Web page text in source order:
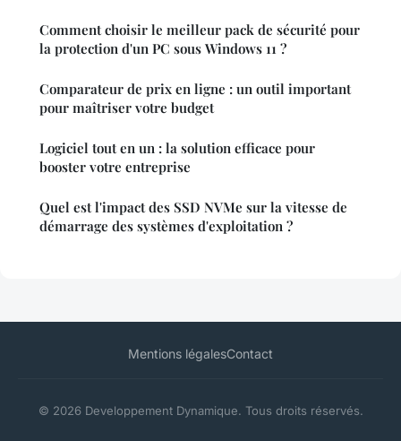
Comment choisir le meilleur pack de sécurité pour
la protection d'un PC sous Windows 11 ?
Comparateur de prix en ligne : un outil important
pour maîtriser votre budget
Logiciel tout en un : la solution efficace pour
booster votre entreprise
Quel est l'impact des SSD NVMe sur la vitesse de
démarrage des systèmes d'exploitation ?
Mentions légalesContact
© 2026 Developpement Dynamique. Tous droits réservés.